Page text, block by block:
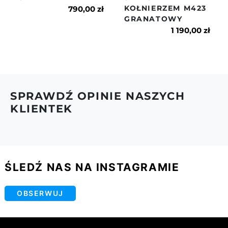
naszym regulaminie.
790,00 zł
KOŁNIERZEM M423
GRANATOWY
1 190,00 zł
SPRAWDŹ OPINIE NASZYCH
KLIENTEK
ŚLEDŹ NAS NA INSTAGRAMIE
OBSERWUJ